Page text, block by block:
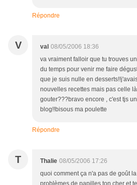
Répondre
V val 08/05/2006 18:36
va vraiment falloir que tu trouves
du temps pour venir me faire
que je suis nulle en
nouvelles recettes mais pas celle
gouter???bravo encore , c'est tjs
blog!!bisous ma poulette
Répondre
T Thalie 08/05/2006 17:26
quoi comment ça n'a pas de goût
problèmes de papilles ton cher et